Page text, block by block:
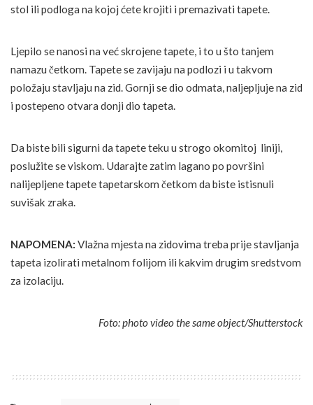
stol ili podloga na kojoj ćete krojiti i premazivati tapete.
Ljepilo se nanosi na već skrojene tapete, i to u što tanjem
namazu četkom. Tapete se zavijaju na podlozi i u takvom
položaju stavljaju na zid. Gornji se dio odmata, naljepljuje na zid
i postepeno otvara donji dio tapeta.
Da biste bili sigurni da tapete teku u strogo okomitoj liniji,
poslužite se viskom. Udarajte zatim lagano po površini
nalijepljene tapete tapetarskom četkom da biste istisnuli
suvišak zraka.
NAPOMENA: Vlažna mjesta na zidovima treba prije stavljanja
tapeta izolirati metalnom folijom ili kakvim drugim sredstvom
za izolaciju.
Foto: photo video the same object/Shutterstock